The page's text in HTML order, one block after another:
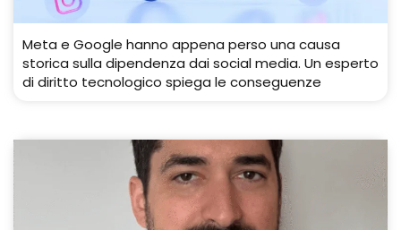
Meta e Google hanno appena perso una causa
storica sulla dipendenza dai social media. Un esperto
di diritto tecnologico spiega le conseguenze